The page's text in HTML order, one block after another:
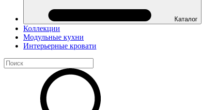
Каталог
Коллекции
Модульные кухни
Интерьерные кровати